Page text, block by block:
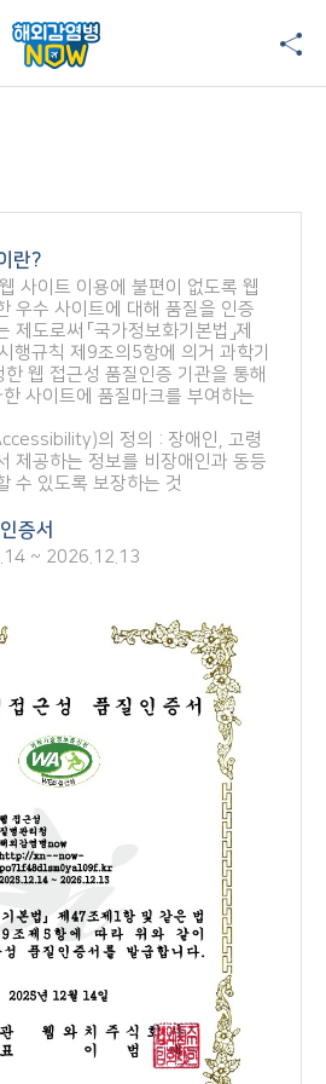
란?
사이트 이용에 불편이 없도록 웹
우수 사이트에 대해 품질을 인증
도로써 「국가정보화기본법」제
행규칙 제9조의5항에 의거 과학기
웹 접근성 품질인증 기관을 통해
사이트에 품질마크를 부여하는
의 정의 : 장애인, 고령
제공하는 정보를 비장애인과 동등
수 있도록 보장하는 것
증서
~ 2026.12.13